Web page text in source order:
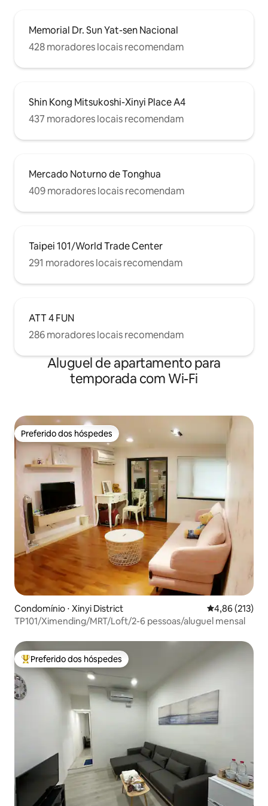
horas por dia
Memorial Dr. Sun Yat-sen Nacional
428 moradores locais recomendam
Shin Kong Mitsukoshi-Xinyi Place A4
437 moradores locais recomendam
Mercado Noturno de Tonghua
409 moradores locais recomendam
Taipei 101/World Trade Center
291 moradores locais recomendam
ATT 4 FUN
286 moradores locais recomendam
Aluguel de apartamento para
temporada com Wi-Fi
Preferido dos hóspedes
Preferido dos hóspedes
Condomínio ⋅ Xinyi District 4,86 de uma
4,86 (213)
TP101/Ximending/MRT/Loft/2-6 pessoas/aluguel mensal
Entre os melhores preferidos dos hóspedes
Preferido dos hóspedes